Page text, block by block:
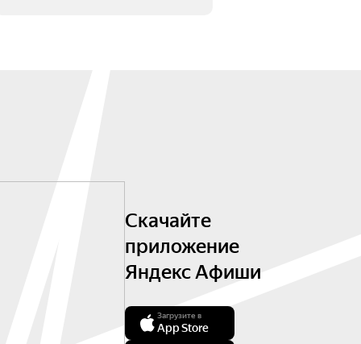
Скачайте
приложение
Яндекс Афиши
Загрузите в
App Store